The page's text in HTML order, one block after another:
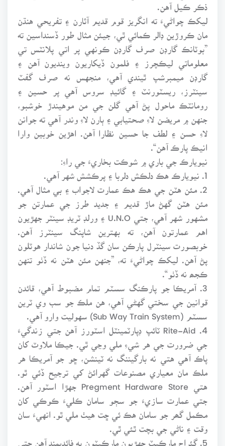
ذڪر ڪيل آهن.
ليکڪ چواڻيءَ ته انگريز قوم قديم آثارن ۽ تفريحي هنڌن
مان ڪروڙين ڊالر ڪمائي ٿي، جيئن مثال طور ڏسنداسين ته
”بوٽانڪ گارڊن صرف گارڊن ڪونهي پر اتي پلانٽس تي
معلوماتي ليڪچرز ۽ فلمون ڏيکاريون وينديون آهن ۽
گارڊن ميمبرشپ ٿيندي آهي، منجهس نه صرف گفٽ
سينٽرز، ريسٽورنٽ ۽ گائيڊ سروس آهي پر حسين ۽
رومانٽڪ ماحول پڻ آهي گلن جي من موهيندڙ خوشبو،
جنهن ۾ مريضن لاءِ صحتيابي ۽ ٻارن لاءِ وندر آهي ته جوانن
لاءِ حسن ۽ لطف جا حسين نظارا آهن. اهڙين خوبين وارا
انيڪ پارڪ آهن“.
نيويارڪ جي باري ۾ شوڪت بخاريءَ جي راءِ:
1. نيويارڪ هڪ دلڪش دلربا ۽ پرڪشش شهر آهي.
2. مئن هٽن جي هڪ هڪ عمارت لاجواب ۽ بي مثال آهي.
مئن هٽن گهڻ ماڙ قديم ۽ جديد طرز جي عمارتن جو
مشهور شهر آهي، جتي U.N.O ۽ ورلڊ ٽريڊ سينٽر جهڙيون
اهم عمارتون آهن، ته بهترين شاپنگ سينٽرز آهن.
خوبصورت سينٽرل پارڪن سان گڏ دنيا جون شاندار هوٽلون
پڻ آهن. ليکڪ چواڻيءَ ته، ”جنهن مئن هٽن نه ڏٺو تنهن
ڪجھ نه ڏٺو“.
3. آمريڪا جو پارڪنگ سسٽم تمام مضبوط آهي، قائدن
قوانين جي سختي گهڻي آهي، هن ملڪ جو سب وي ٽرين
سسٽم (Sub Way Train System) سهوليت وارو آهي.
4. Rite-Aid ٽائپ ڊپارٽمينٽل اسٽورز آهن جتي زندگيءَ
جي ضرورت جي هر شيءِ ملي وڃي ٿي. جيڪا ملاوٽ کان
پاڪ آهي هتي نه بارگيننگ نه ٽينشن، ڇو جو آمريڪا هر
ملڪ مان معياري مصنوعات گهرائڻ کي ترجيح ڏئي ٿو.
هتي Pregment Hardware Store جهڙا اسٽور آهن.
جتي عمارت سازيءَ جو سڄو سامان ڪليءَ ڪوڪي کان
مڪمل گھر جو سامان هڪ ئي ڇت هيٺ ملي ٿو. انهيءَ سان
وقت ۽ ناڻي جي بچت ٿئي ٿي.
5. گئراج مارڪيٽ جهڙيون مارڪيٽون به فائديمند آهن جتي